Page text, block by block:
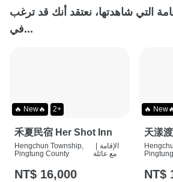
التي شاهدتها، نعتقد أنك قد ترغب
في...
🔥 New🔥 2+
禾夏民宿 Her Shot Inn
Hengchun Township,
Pingtung County
الإقامة
مع عائلة
NT$ 16,000
🔥
天漾
NT$